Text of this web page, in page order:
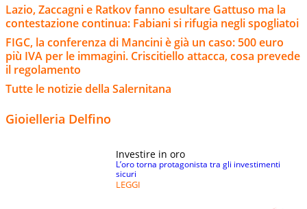
Lazio, Zaccagni e Ratkov fanno esultare Gattuso ma la
contestazione continua: Fabiani si rifugia negli spogliatoi
FIGC, la conferenza di Mancini è già un caso: 500 euro
più IVA per le immagini. Criscitiello attacca, cosa prevede
il regolamento
Tutte le notizie della Salernitana
Gioielleria Delfino
Investire in oro
L’oro torna protagonista tra gli investimenti
sicuri
LEGGI